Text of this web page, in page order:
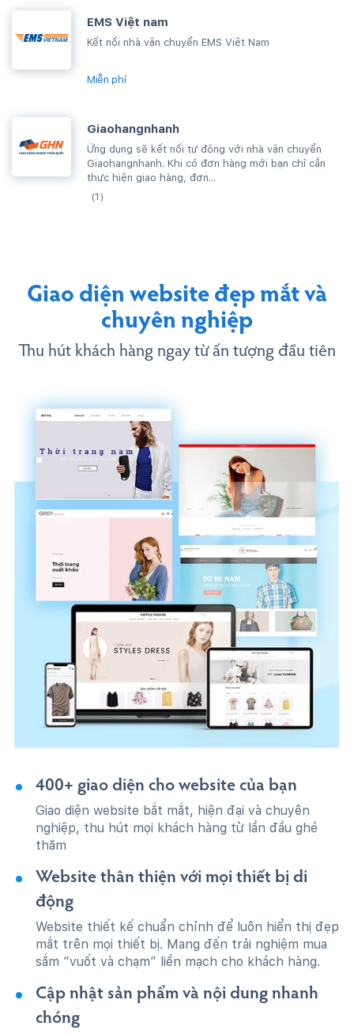
EMS Việt nam
Kết nối nhà vận chuyển EMS Việt Nam
Miễn phí
Giaohangnhanh
Ứng dụng sẽ kết nối tự động với nhà vận chuyển
Giaohangnhanh. Khi có đơn hàng mới bạn chỉ cần
thực hiện giao hàng, đơn...
(1)
Giao diện website đẹp mắt và
chuyên nghiệp
Thu hút khách hàng ngay từ ấn tượng đầu tiên
400+ giao diện cho website của bạn
Giao diện website bắt mắt, hiện đại và chuyên
nghiệp, thu hút mọi khách hàng từ lần đầu ghé
thăm
Website thân thiện với mọi thiết bị di
động
Website thiết kế chuẩn chỉnh để luôn hiển thị đẹp
mắt trên mọi thiết bị. Mang đến trải nghiệm mua
sắm “vuốt và chạm” liền mạch cho khách hàng.
Cập nhật sản phẩm và nội dung nhanh
chóng